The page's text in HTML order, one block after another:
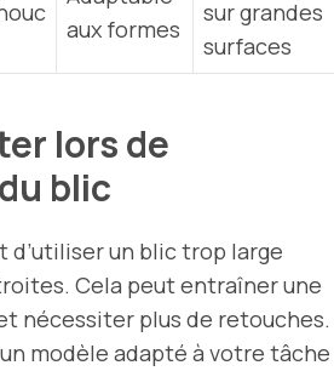
aux formes
sur grandes
surfaces
lors de
blic
d’utiliser un blic trop large
Cela peut entraîner une
nécessiter plus de retouches.
modèle adapté à votre tâche